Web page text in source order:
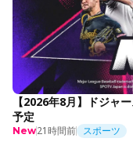
【2026年8月】ドジャ
予定
New21時間前 スポーツ